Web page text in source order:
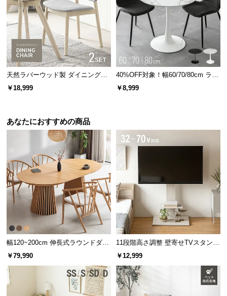
に
つ
い
て
返
品・
キ
セ
つ
い
て
に
つ
い
て
天然ラバーウッド製 ダイニングチ
ェア2脚セット
￥18,999
40%OFF対象！幅60/70/80cm ラウ
ンドダイニング 大理石調 丸テーブ
￥8,999
あなたにおすすめの商品
幅120~200cm 伸長式ラウンドダイ
ニングテーブル 6人掛け 天然木突
￥79,990
11段階高さ調整 壁寄せTVスタンド
キャスター付き 上下左右角度調節
￥12,999